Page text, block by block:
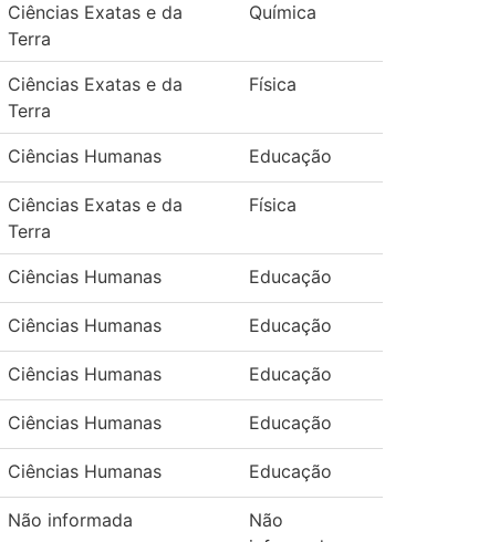
Ciências Exatas e da
Terra
Química
Ciências Exatas e da
Terra
Física
Ciências Humanas Educação
Ciências Exatas e da
Terra
Física
Ciências Humanas Educação
Ciências Humanas Educação
Ciências Humanas Educação
Ciências Humanas Educação
Ciências Humanas Educação
Não informada
Não